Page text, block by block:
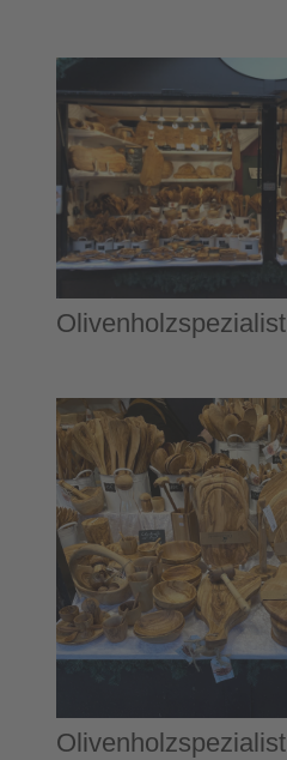
Olivenholzspezialist
Olivenholzspezialist